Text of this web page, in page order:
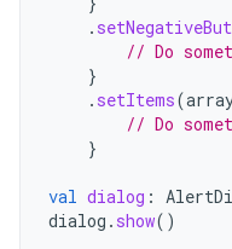
.
// Do
}
. setItems(
// Do
}
val dialog :
dialog . show()